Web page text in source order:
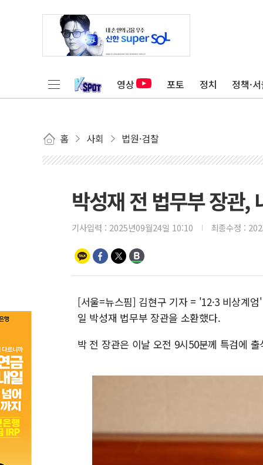
영상 포토 정치 정책·
홈 사회 법원·검찰
박성재 전 법무부 장관,
기사입력 : 2025년09월24일 10:10 최종수정 :
[서울=뉴스핌] 김현구 기자 = '12·3 비상계
일 박성재 법무부 장관을 소환했다.
박 전 장관은 이날 오전 9시50분께 특검에